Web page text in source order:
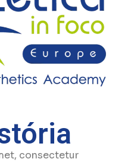
consectetur